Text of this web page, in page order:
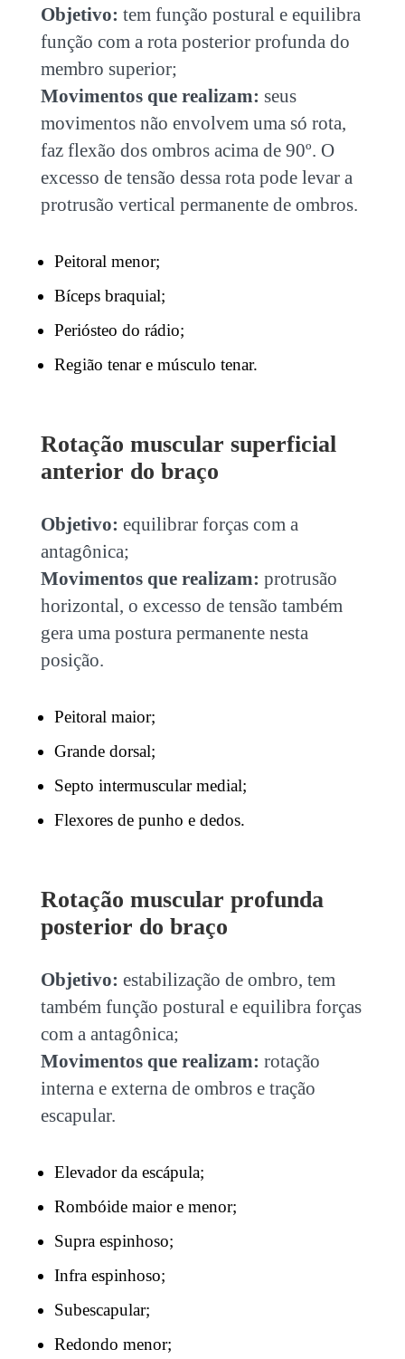
Objetivo: tem função postural e equilibra
função com a rota posterior profunda do
membro superior;
Movimentos que realizam: seus
movimentos não envolvem uma só rota,
faz flexão dos ombros acima de 90º. O
excesso de tensão dessa rota pode levar a
protrusão vertical permanente de ombros.
Peitoral menor;
Bíceps braquial;
Periósteo do rádio;
Região tenar e músculo tenar.
Rotação muscular superficial
anterior do braço
Objetivo: equilibrar forças com a
antagônica;
Movimentos que realizam: protrusão
horizontal, o excesso de tensão também
gera uma postura permanente nesta
posição.
Peitoral maior;
Grande dorsal;
Septo intermuscular medial;
Flexores de punho e dedos.
Rotação muscular profunda
posterior do braço
Objetivo: estabilização de ombro, tem
também função postural e equilibra forças
com a antagônica;
Movimentos que realizam: rotação
interna e externa de ombros e tração
escapular.
Elevador da escápula;
Rombóide maior e menor;
Supra espinhoso;
Infra espinhoso;
Subescapular;
Redondo menor;